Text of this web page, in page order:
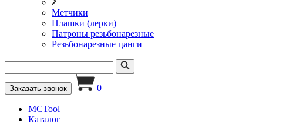
Метчики
Плашки (лерки)
Патроны резьбонарезные
Резьбонарезные цанги
Заказать звонок 0
MCTool
Каталог